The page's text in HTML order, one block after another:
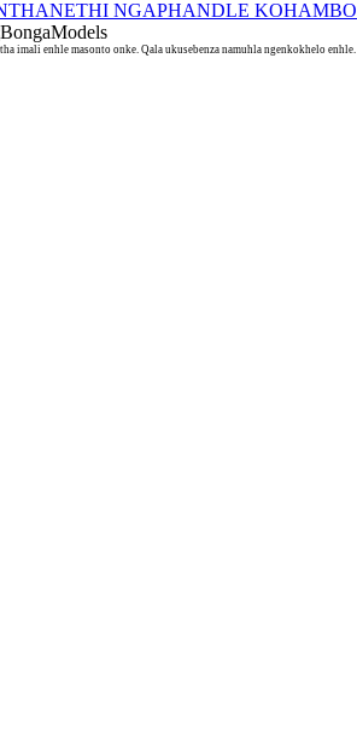
imali enhle masonto onke. Qala ukusebenza namuhla ngenkokhelo enhle.